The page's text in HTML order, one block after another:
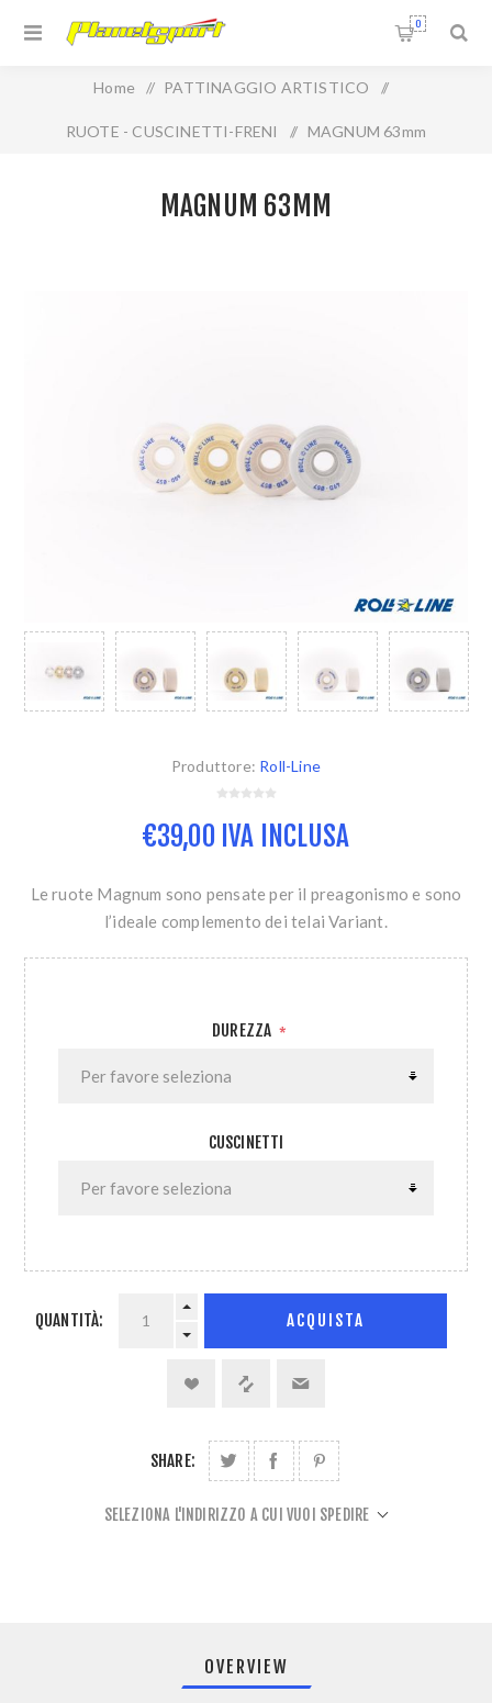
0
Home / PATTINAGGIO ARTISTICO /
RUOTE - CUSCINETTI-FRENI / MAGNUM 63mm
MAGNUM 63MM
Produttore: Roll-Line
€39,00 IVA INCLUSA
Le ruote Magnum sono pensate per il preagonismo e sono
l’ideale complemento dei telai Variant.
DUREZZA *
CUSCINETTI
QUANTITÀ: ACQUISTA
SHARE:
SELEZIONA L'INDIRIZZO A CUI VUOI SPEDIRE
OVERVIEW